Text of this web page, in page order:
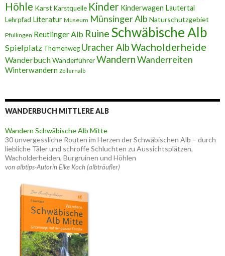
Höhle Karst Karstquelle Kinder Kinderwagen Lautertal
Lehrpfad Literatur Museum Münsinger Alb Naturschutzgebiet
Pfullingen Reutlinger Alb Ruine Schwäbische Alb
Spielplatz Themenweg Uracher AlbWacholderheide
WanderbuchWanderführerWandernWanderreiten
Winterwandern Zollernalb
WANDERBUCH MITTLERE ALB
Wandern Schwäbische Alb Mitte
30 unvergessliche Routen im Herzen der Schwäbischen Alb – durch
liebliche Täler und schroffe Schluchten zu Aussichtsplätzen,
Wacholderheiden, Burgruinen und Höhlen
von albtips-Autorin Elke Koch (albträufler)